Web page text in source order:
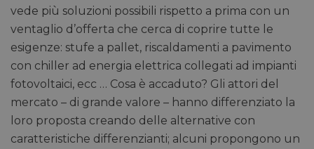
vede più soluzioni possibili rispetto a prima con un
ventaglio d’offerta che cerca di coprire tutte le
esigenze: stufe a pallet, riscaldamenti a pavimento
con chiller ad energia elettrica collegati ad impianti
fotovoltaici, ecc … Cosa è accaduto? Gli attori del
mercato – di grande valore – hanno differenziato la
loro proposta creando delle alternative con
caratteristiche differenzianti; alcuni propongono un